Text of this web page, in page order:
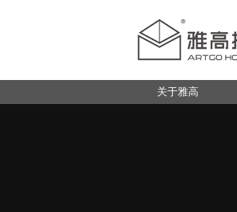
关于雅高